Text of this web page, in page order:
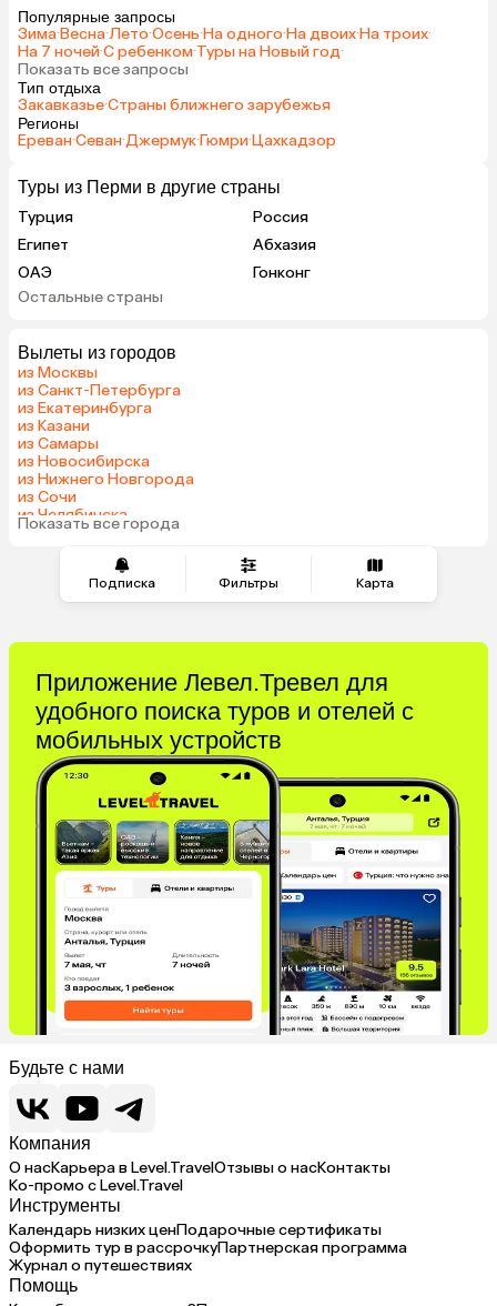
Подписка Фильтры Карта
Популярные запросы
Зима·Весна·Лето·Осень·На одного·На двоих·На троих·
На 7 ночей·С ребенком·Туры на Новый год·
Показать все запросы
Тип отдыха
Закавказье·Страны ближнего зарубежья
Регионы
Ереван·Севан·Джермук·Гюмри·Цахкадзор
Туры из Перми в другие страны
Турция
Россия
Египет
Абхазия
ОАЭ
Гонконг
Куба
Остальные страны
Вылеты из городов
из Москвы
из Санкт-Петербурга
из Екатеринбурга
из Казани
из Самары
из Новосибирска
из Нижнего Новгорода
из Сочи
из Челябинска
из Омска
Показать все города
Приложение Левел.Тревел для
удобного поиска туров и отелей с
мобильных устройств
Будьте с нами
Компания
О насКарьера в Level.TravelОтзывы о насКонтакты
Ко-промо с Level.Travel
Инструменты
Календарь низких ценПодарочные сертификаты
Оформить тур в рассрочкуПартнерская программа
Журнал о путешествиях
Помощь